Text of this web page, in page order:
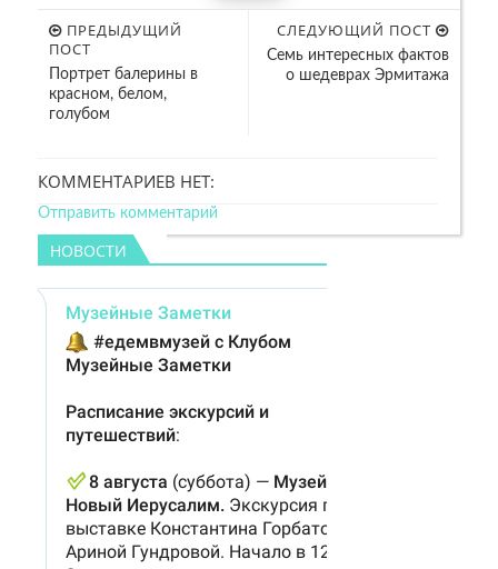
СЛЕДУЮЩИЙ ПОСТ
Семь интересных фактов
о шедеврах Эрмитажа
ПРЕДЫДУЩИЙ
ПОСТ
Портрет балерины в
красном, белом,
голубом
КОММЕНТАРИЕВ НЕТ:
Отправить комментарий
НОВОСТИ